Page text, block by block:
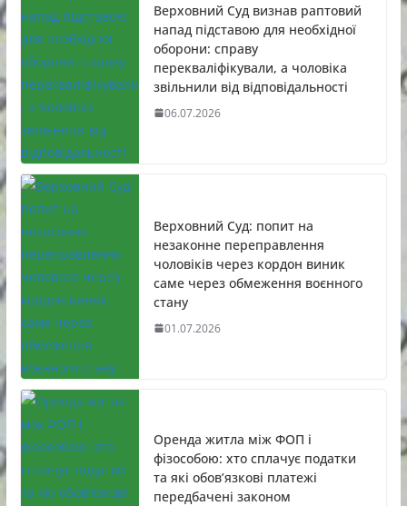
Верховний Суд визнав раптовий
напад підставою для необхідної
оборони: справу
перекваліфікували, а чоловіка
звільнили від відповідальності
06.07.2026
Верховний Суд: попит на
незаконне переправлення
чоловіків через кордон виник
саме через обмеження воєнного
стану
01.07.2026
Оренда житла між ФОП і
фізособою: хто сплачує податки
та які обов’язкові платежі
передбачені законом